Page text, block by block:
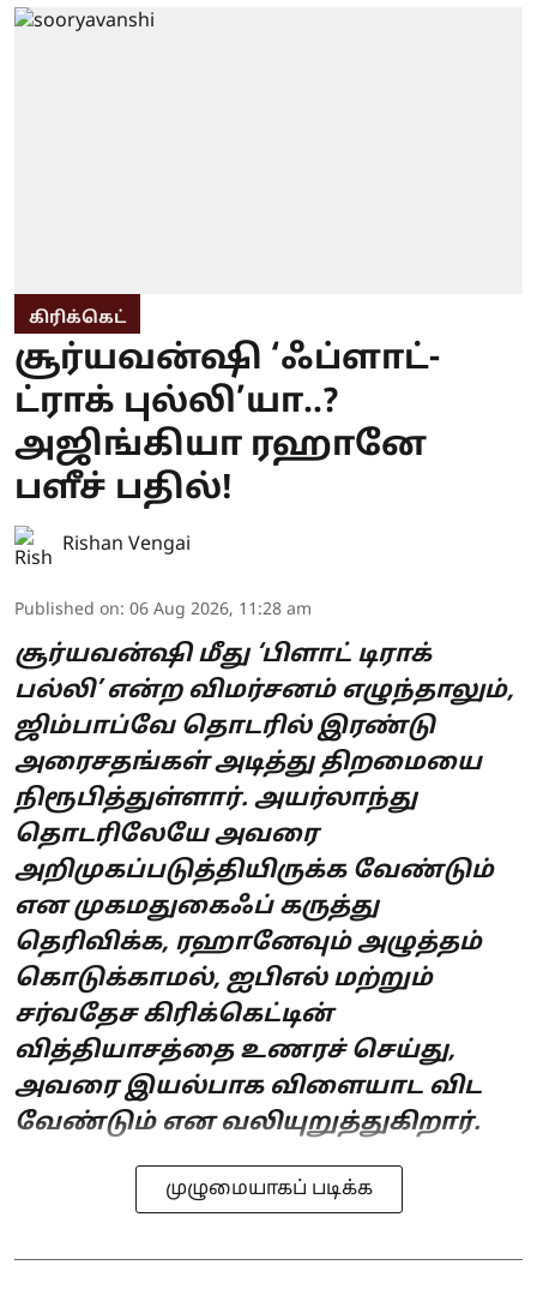
கிரிக்கெட்
சூர்யவன்ஷி ‘ஃப்ளாட்-
ட்ராக் புல்லி’யா..?
அஜிங்கியா ரஹானே
பளீச் பதில்!
Rishan Vengai
Published on: 06 Aug 2026, 11:28 am
சூர்யவன்ஷி மீது ‘பிளாட் டிராக்
பல்லி’ என்ற விமர்சனம் எழுந்தாலும்,
ஜிம்பாப்வே தொடரில் இரண்டு
அரைசதங்கள் அடித்து திறமையை
நிரூபித்துள்ளார். அயர்லாந்து
தொடரிலேயே அவரை
அறிமுகப்படுத்தியிருக்க வேண்டும்
என முகமதுகைஃப் கருத்து
தெரிவிக்க, ரஹானேவும் அழுத்தம்
கொடுக்காமல், ஐபிஎல் மற்றும்
சர்வதேச கிரிக்கெட்டின்
வித்தியாசத்தை உணரச் செய்து,
அவரை இயல்பாக விளையாட விட
வேண்டும் என வலியுறுத்துகிறார்.
முழுமையாகப் படிக்க